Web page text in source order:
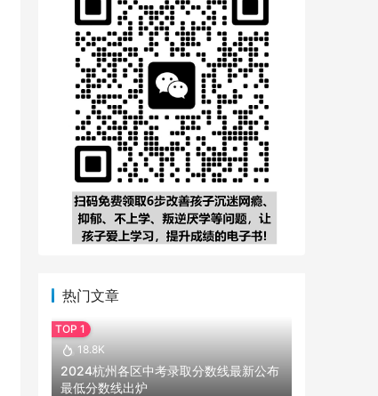
热门文章
18.8K
2024杭州各区中考录取分数线最新公布
最低分数线出炉